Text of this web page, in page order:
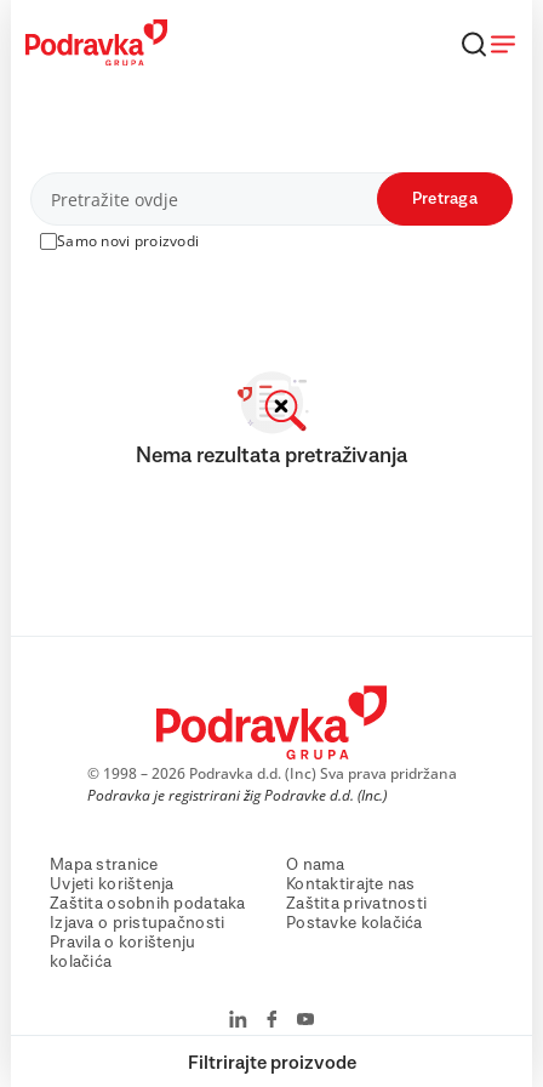
content
Proizvodi
Samo novi proizvodi
Pretraga
Filtrirajte proizvode
Nema rezultata pretraživanja
© 1998 – 2026 Podravka d.d. (Inc) Sva prava pridržana
Podravka je registrirani žig Podravke d.d. (Inc.)
Mapa stranice
Uvjeti korištenja
Zaštita osobnih podataka
Izjava o pristupačnosti
Pravila o korištenju
kolačića
O nama
Kontaktirajte nas
Zaštita privatnosti
Postavke kolačića